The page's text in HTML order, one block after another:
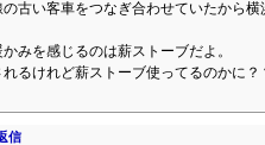
古い客車をつなぎ合わせていたから
みを感じるのは薪ストーブだよ。
るけれど薪ストーブ使ってるのかに？
信